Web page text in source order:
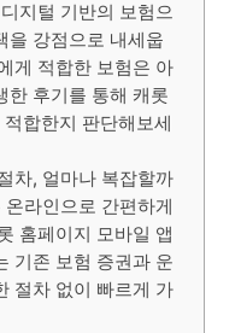
지털 기반의 보험으
을 강점으로 내세웁
게 적합한 보험은 아
한 후기를 통해 캐롯
합한지 판단해보세
차, 얼마나 복잡할까
라인으로 간편하게
홈페이지 모바일 앱
기존 보험 증권과 운
절차 없이 빠르게 가